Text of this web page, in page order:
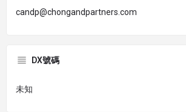
candp@chongandpartners.com
DX號碼
未知